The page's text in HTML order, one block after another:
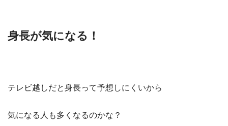
身長が気になる！
テレビ越しだと身長って予想しにくいから
気になる人も多くなるのかな？